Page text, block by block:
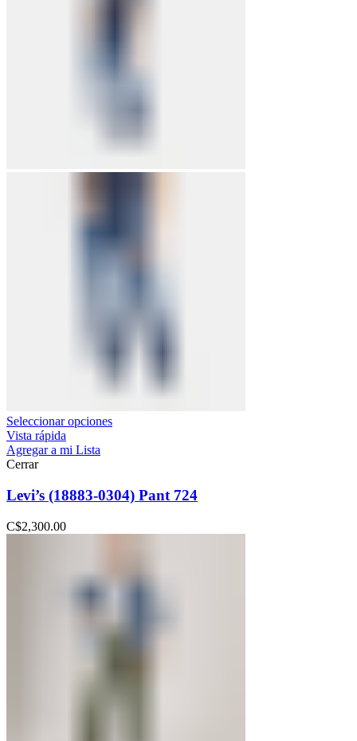
Seleccionar opciones
Vista rápida
Agregar a mi Lista
Cerrar
Levi’s (18883-0304) Pant 724
C$2,300.00